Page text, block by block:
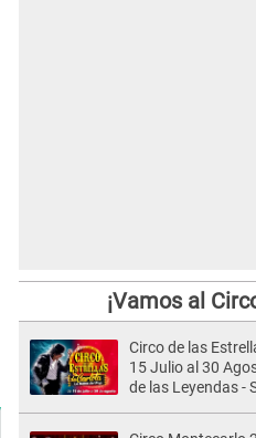
¡Vamos al
Circo de las
15 Julio al 30
de las Leyendas -